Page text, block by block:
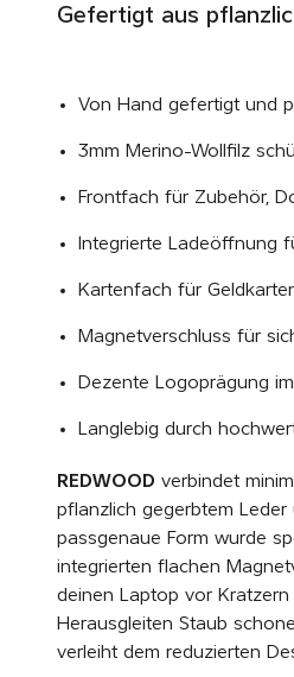
Gefertigt aus
Von Hand gefertigt und
3mm Merino-Wollfilz
Frontfach für Zubehör,
Integrierte Ladeöffnung
Kartenfach für
Magnetverschluss für
Dezente Logoprägung
Langlebig durch
REDWOOD verbindet
pflanzlich gegerbtem
passgenaue Form wurde
integrierten flachen
deinen Laptop vor
Herausgleiten Staub
verleiht dem reduzierten